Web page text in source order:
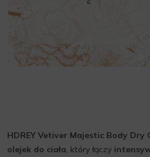
HDREY Vetiver Majestic Body Dry
olejek do ciała, który łączy